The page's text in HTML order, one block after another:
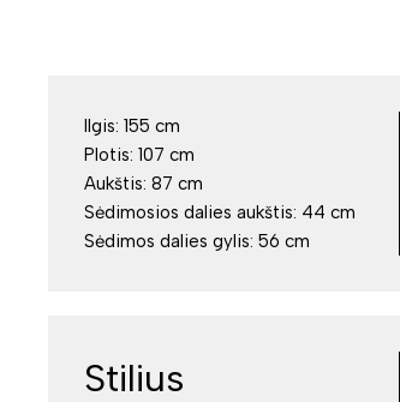
Ilgis: 155 cm
Plotis: 107 cm
Aukštis: 87 cm
Sėdimosios dalies aukštis: 44 cm
Sėdimos dalies gylis: 56 cm
Stilius